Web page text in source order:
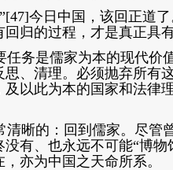
今日中国，该回正道
归的过程，才是真正具
务是儒家为本的现代价
、清理。必须抛弃所有
以此为本的国家和法律
晰的：回到儒家。尽管
有、也永远不可能“博
亦为中国之天命所系。